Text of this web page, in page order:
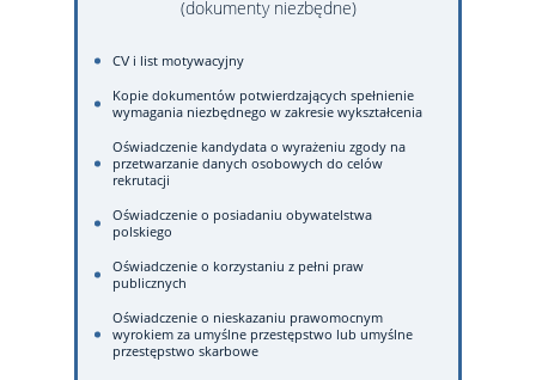
(dokumenty niezbędne)
CV i list motywacyjny
Kopie dokumentów potwierdzających spełnienie
wymagania niezbędnego w zakresie wykształcenia
Oświadczenie kandydata o wyrażeniu zgody na
przetwarzanie danych osobowych do celów
rekrutacji
Oświadczenie o posiadaniu obywatelstwa
polskiego
Oświadczenie o korzystaniu z pełni praw
publicznych
Oświadczenie o nieskazaniu prawomocnym
wyrokiem za umyślne przestępstwo lub umyślne
przestępstwo skarbowe